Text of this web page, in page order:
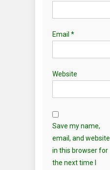
Email *
Website
Save my name,
email, and website
in this browser for
the next time I